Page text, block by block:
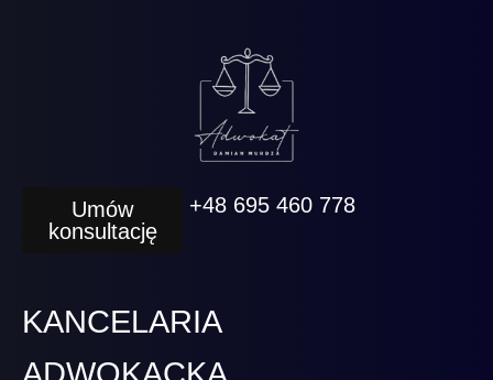
Umów
konsultację
+48 695 460 778
KANCELARIA